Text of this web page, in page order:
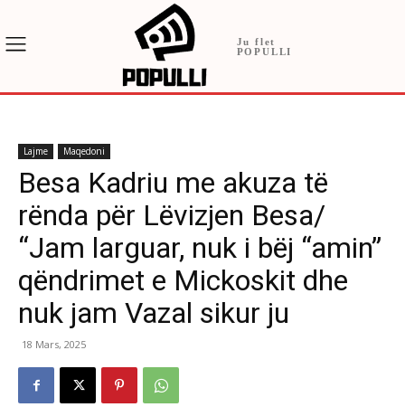
Ju flet
POPULLI
Lajme Maqedoni
Besa Kadriu me akuza të
rënda për Lëvizjen Besa/
“Jam larguar, nuk i bëj “amin”
qëndrimet e Mickoskit dhe
nuk jam Vazal sikur ju
18 Mars, 2025